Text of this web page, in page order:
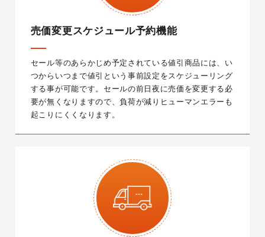
売価変更スケジュール予約機能
セール等のあらかじめ予定されている値引商品には、い
つからいつまで値引という事前設定をスケジューリング
する事が可能です。 セールの前日夜に売価を変更する必
要が無くなりますので、負荷が減りヒューマンエラーも
起こりにくくなります。